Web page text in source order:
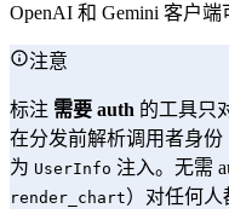
OpenAI 和 Gemini 客户
注意
标注 需要 auth 的工具只
在分发前解析调用者身份
为 UserInfo 注入。无需
render_chart）对任何人